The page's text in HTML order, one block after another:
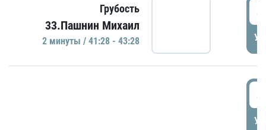
Грубость
33.Пашнин Михаил
2 минуты / 41:28 - 43:28